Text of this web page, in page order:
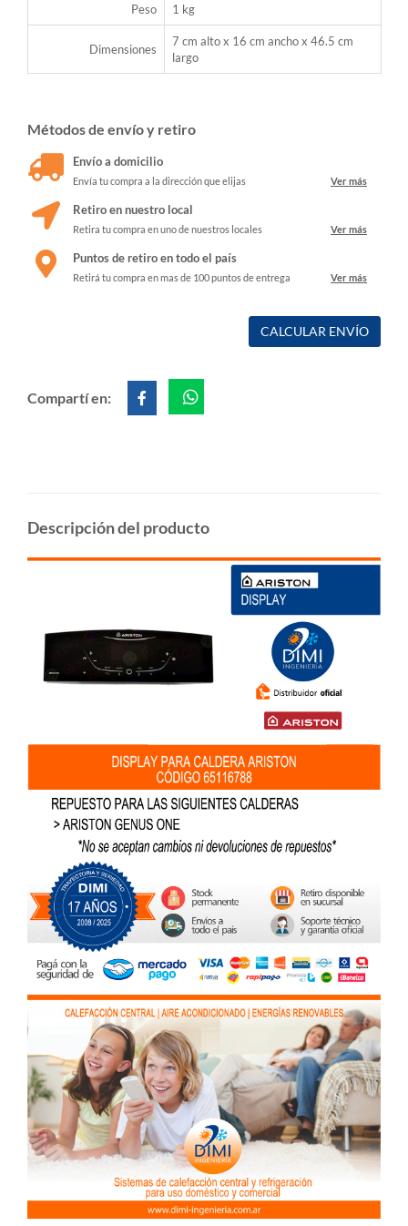
Peso 1 kg
Dimensiones
7 cm alto x 16 cm ancho x 46.5 cm
largo
Métodos de envío y retiro
Envío a domicilio
Envía tu compra a la dirección que elijas Ver más
Retiro en nuestro local
Retira tu compra en uno de nuestros locales Ver más
Puntos de retiro en todo el país
Retirá tu compra en mas de 100 puntos de entrega Ver más
CALCULAR ENVÍO
Compartí en:
Descripción del producto